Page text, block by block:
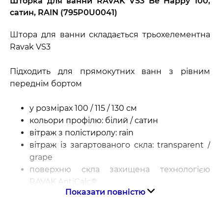
сатин, RAIN (795P0U0041)
Штора для ванни складається трьохелементна
Ravak VS3
Підходить для прямокутних ванн з рівним
переднім бортом
у розмірах 100 / 115 / 130 см
кольори профілю: білий / сатин
вітраж з полістиролу: rain
вітраж із загартованого скла: transparent /
grape
поверхню скла захищена технологією
RAVAK AntiCalc®
висота виробу 1400 мм
Показати повністю